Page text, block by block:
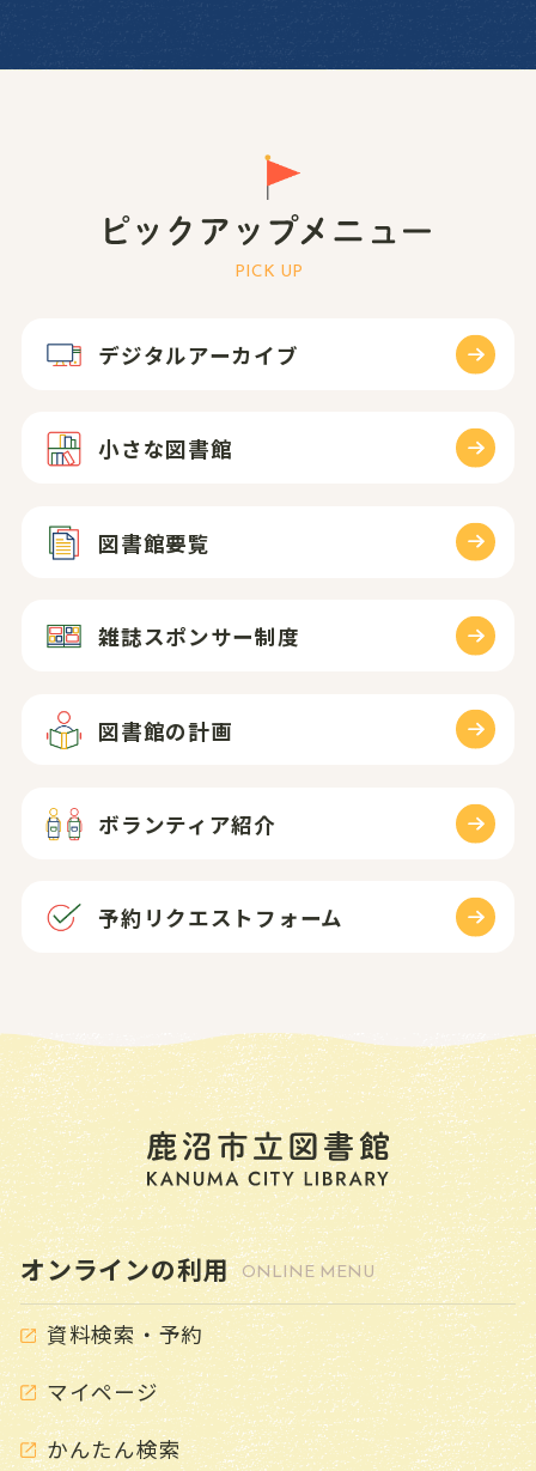
ご登録いただくと、図書館ホームペ
タンを押すと、履歴が残るようにな
ります。※この履歴は図書館では把
握できません。また開始ボタンを押
す前の履歴は見られません。
PICK UP
デジタルアーカイブ
小さな図書館
図書館要覧
雑誌スポンサー制度
図書館の計画
ボランティア紹介
予約リクエスト フォーム
オンラインの利用 ONLINE MENU
資料検索・予約
マイページ
かんたん検索